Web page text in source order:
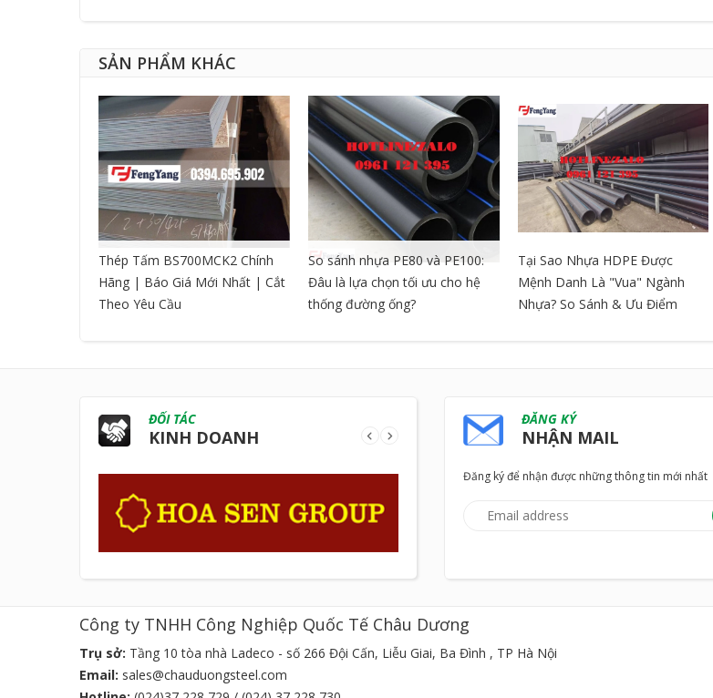
SẢN PHẨM KHÁC
Thép Tấm BS700MCK2 Chính
Hãng | Báo Giá Mới Nhất | Cắt
Theo Yêu Cầu
So sánh nhựa PE80 và PE100:
Đâu là lựa chọn tối ưu cho hệ
thống đường ống?
Tại Sao Nhựa HDPE Được
Mệnh Danh Là "Vua" Ngành
Nhựa? So Sánh & Ưu Điểm
ĐỐI TÁC
KINH DOANH
ĐĂNG KÝ
NHẬN MAIL
Đăng ký để nhận được những thông tin mới nhất
Công ty TNHH Công Nghiệp Quốc Tế Châu Dương
Trụ sở: Tầng 10 tòa nhà Ladeco - số 266 Đội Cấn, Liễu Giai, Ba Đình , TP Hà Nội
Email: sales@chauduongsteel.com